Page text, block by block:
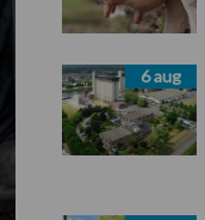
6 aug